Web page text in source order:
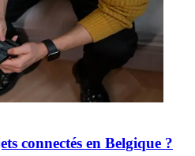
connectés en Belgique ?